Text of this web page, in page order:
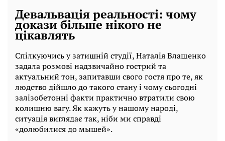
Девальвація реальності: чому
докази більше нікого не
цікавлять
Спілкуючись у затишній студії, Наталія Влащенко
задала розмові надзвичайно гострий та
актуальний тон, запитавши свого гостя про те, як
людство дійшло до такого стану і чому сьогодні
залізобетонні факти практично втратили свою
колишню вагу. Як кажуть у нашому народі,
ситуація виглядає так, ніби ми справді
«долюбилися до мышей».